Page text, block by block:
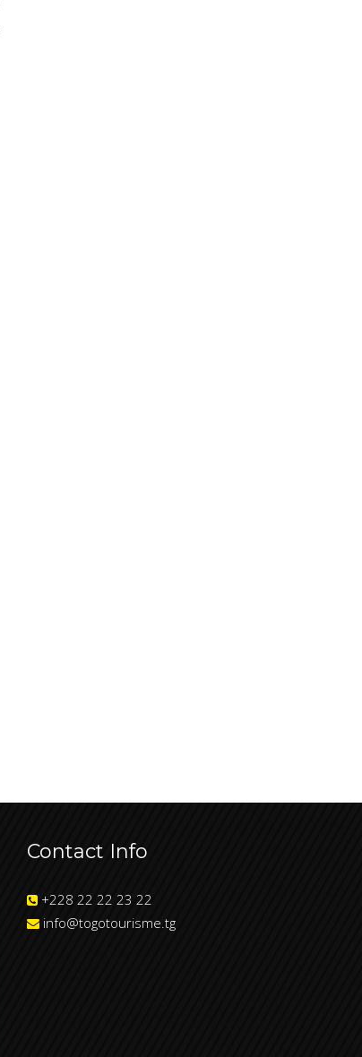
Contact Info
+228 22 22 23 22
info@togotourisme.tg